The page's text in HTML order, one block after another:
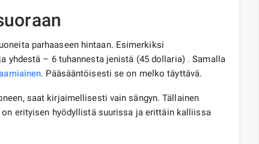
parhaaseen hintaan. Esimerkiksi
yhdestä – 6 tuhannesta jenistä (45 dollaria) . Samalla
. Pääsääntöisesti se on melko täyttävä.
saat kirjaimellisesti vain sängyn. Tällainen
erityisen hyödyllistä suurissa ja erittäin kalliissa